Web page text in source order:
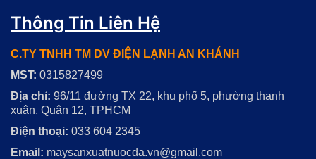
Thông Tin Liên Hệ
C.TY TNHH TM DV ĐIỆN LẠNH AN KHÁNH
MST: 0315827499
Địa chỉ: 96/11 đường TX 22, khu phố 5, phường thạnh
xuân, Quận 12, TPHCM
Điện thoại: 033 604 2345
Email: maysanxuatnuocda.vn@gmail.com